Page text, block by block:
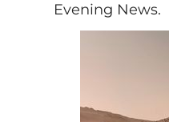
Evening News.